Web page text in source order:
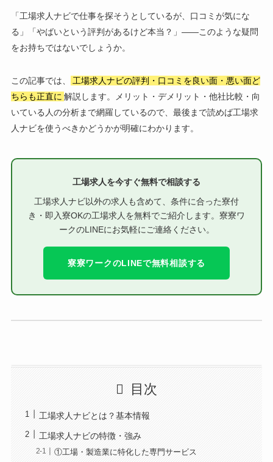
「工場求人ナビで仕事を探そうとしているが、口コミが気にな
る」「やばいという評判があるけど本当？」——このような疑問
をお持ちではないでしょうか。
この記事では、
工場求人ナビの評判・口コミを良い面・悪い面ど
ちらも正直に 解説します。メリット・デメリット・他社比較・向
いている人の分析まで網羅しているので、最後まで読めば工場求
人ナビを使うべきかどうかが明確にわかります。
工場求人を今すぐ無料で相談する
工場求人ナビ以外の求人も含めて、条件に合った寮付
き・即入寮OKの工場求人を無料でご紹介します。寮寮ワ
ークのLINEにお気軽にご連絡ください。
寮寮ワークのLINEで無料相談する
目次
工場求人ナビとは？基本情報
工場求人ナビの特徴・強み
①工場・製造業に特化した専門サービス